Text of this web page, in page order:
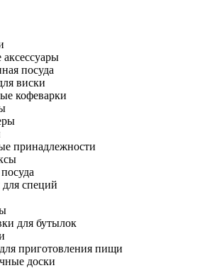
посуда
виски
кофеварки
принадлежности
специй
для бутылок
приготовления пищи
доски